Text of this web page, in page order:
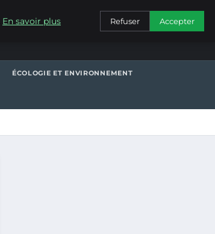
CONTACT
ÉCOLOGIE ET ENVIRONNEMENT
En savoir plus Refuser Accepter